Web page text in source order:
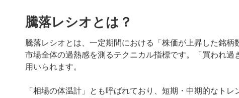
騰落レシオとは？
騰落レシオとは、一定期間における「株価が上昇した銘柄
市場全体の過熱感を測るテクニカル指標です。「買われ
用いられます。
「相場の体温計」とも呼ばれており、短期・中期的なト